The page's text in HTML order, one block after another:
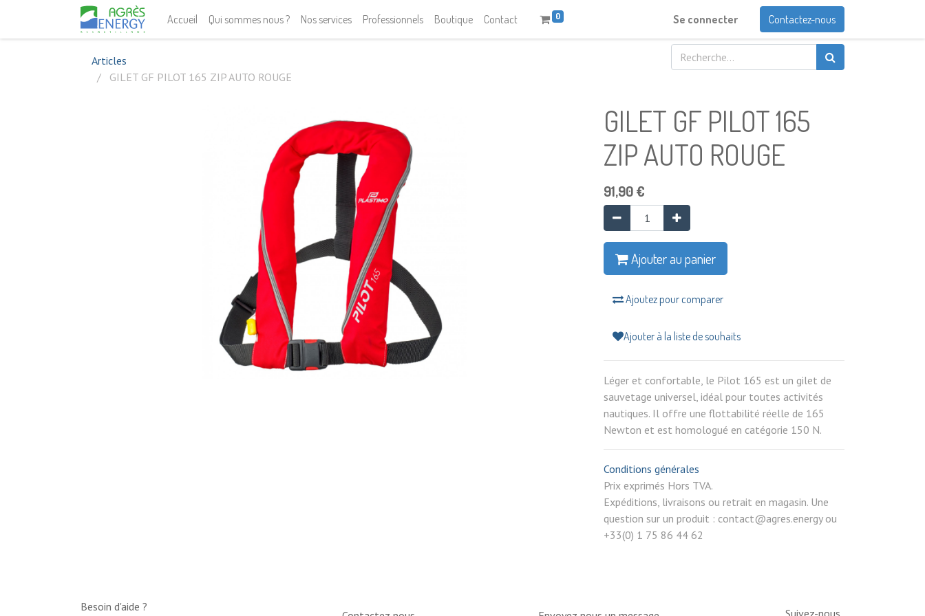
Accueil Qui sommes nous ? Nos services Professionnels Boutique Contact 0 Se connecter Contactez-nous
Articles
GILET GF PILOT 165 ZIP AUTO ROUGE
GILET GF PILOT 165
ZIP AUTO ROUGE
91,90€
Ajouter au panier
Ajoutez pour comparer
Ajouter à la liste de souhaits
Léger et confortable, le Pilot 165 est un gilet de
sauvetage universel, idéal pour toutes activités
nautiques. Il offre une flottabilité réelle de 165
Newton et est homologué en catégorie 150 N.
Conditions générales
Prix exprimés Hors TVA.
Expéditions, livraisons ou retrait en magasin. Une
question sur un produit : contact@agres.energy ou
+33(0) 1 75 86 44 62
Besoin d'aide ? Suivez-nous